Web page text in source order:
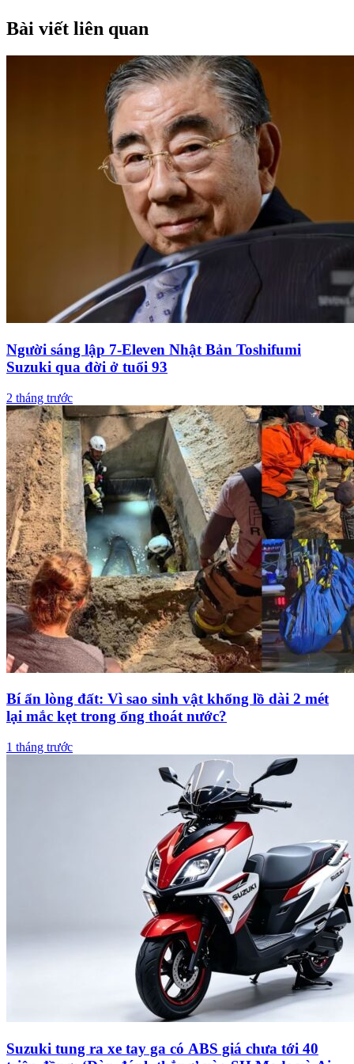
Bài viết liên quan
Người sáng lập 7-Eleven Nhật Bản Toshifumi
Suzuki qua đời ở tuổi 93
2 tháng trước
Bí ẩn lòng đất: Vì sao sinh vật khổng lồ dài 2 mét
lại mắc kẹt trong ống thoát nước?
1 tháng trước
Suzuki tung ra xe tay ga có ABS giá chưa tới 40